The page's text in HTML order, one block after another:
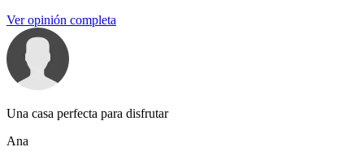
Ver opinión completa
Una casa perfecta para disfrutar
Ana